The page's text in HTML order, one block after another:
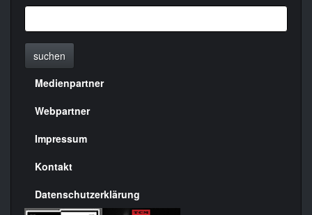
suchen
Menülinks
rechte
Seite
Medienpartner
Webpartner
Impressum
Kontakt
Datenschutzerklärung